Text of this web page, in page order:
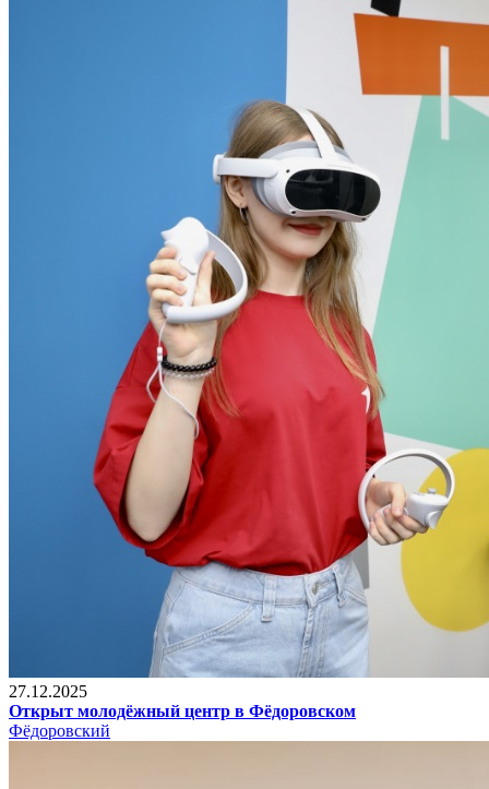
27.12.2025
Открыт молодёжный центр в Фёдоровском
Фёдоровский